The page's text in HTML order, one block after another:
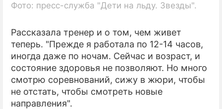
Фото: пресс-служба "Дети на льду. Звезды".
Рассказала тренер и о том, чем живет
теперь. "Прежде я работала по 12-14 часов,
иногда даже по ночам. Сейчас и возраст, и
состояние здоровья не позволяют. Но много
смотрю соревнований, сижу в жюри, чтобы
не отстать, чтобы смотреть новые
направления".